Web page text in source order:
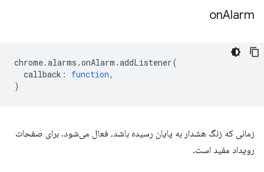
onAlarm
chrome.alarms .onAlarm .addListener(
callback : function,
)
زمانی که زنگ هشدار به پایان رسیده باشد، فعال می‌شود. برای صفحات
رویداد مفید است.